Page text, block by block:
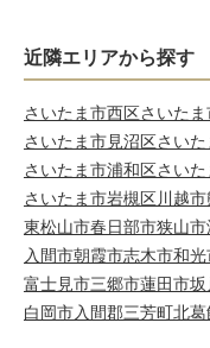
近隣エリアから探す
さいたま市西区さいた
さいたま市見沼区さい
さいたま市浦和区さい
さいたま市岩槻区川越市
東松山市春日部市狭山市
入間市朝霞市志木市和光
富士見市三郷市蓮田市坂
白岡市入間郡三芳町北葛